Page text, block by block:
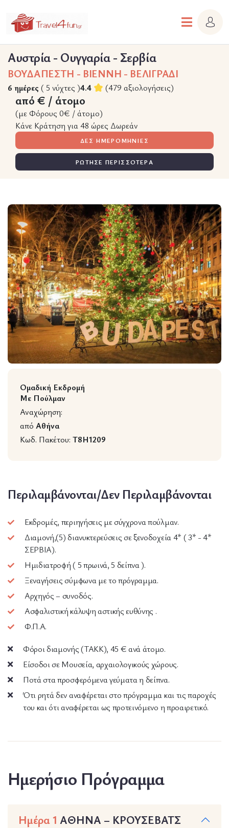
Αυστρία - Ουγγαρία - Σερβία
ΒΟΥΔΑΠΕΣΤΗ - BIENNH - ΒΕΛΙΓΡΑΔΙ
6 ημέρες ( 5 νύχτες )4.4 (479 αξιολογήσεις)
από € / άτομο
(με Φόρους 0€ / άτομο)
Κάνε Κράτηση για 48 ώρες Δωρεάν
ΔΕΣ ΗΜΕΡΟΜΗΝΙΕΣ
ΡΩΤΗΣΕ ΠΕΡΙΣΣΟΤΕΡΑ
Wildlife
Ομαδική Εκδρομή
Με Πούλμαν
Αναχώρηση:
από Αθήνα
Κωδ. Πακέτου: T8H1209
Περιλαμβάνονται/Δεν Περιλαμβάνονται
Εκδρομές, περιηγήσεις με σύγχρονα πούλμαν.
Διαμονή,(5) διανυκτερεύσεις σε ξενοδοχεία 4* ( 3* - 4*
ΣΕΡΒΙΑ).
Ημιδιατροφή ( 5 πρωινά, 5 δείπνα ).
Ξεναγήσεις σύμφωνα με το πρόγραμμα.
Αρχηγός – συνοδός.
Ασφαλιστική κάλυψη αστικής ευθύνης .
Φ.Π.Α.
Φόροι διαμονής (TAKK), 45 € ανά άτομο.
Είσοδοι σε Μουσεία, αρχαιολογικούς χώρους.
Ποτά στα προσφερόμενα γεύματα η δείπνα.
Ότι ρητά δεν αναφέρεται στο πρόγραμμα και τις παροχές
του και ότι αναφέρεται ως προτεινόμενο η προαιρετικό.
Ημερήσιο Πρόγραμμα
Ημέρα 1 ΑΘΗΝΑ – KΡΟΥΣΕΒΑΤΣ